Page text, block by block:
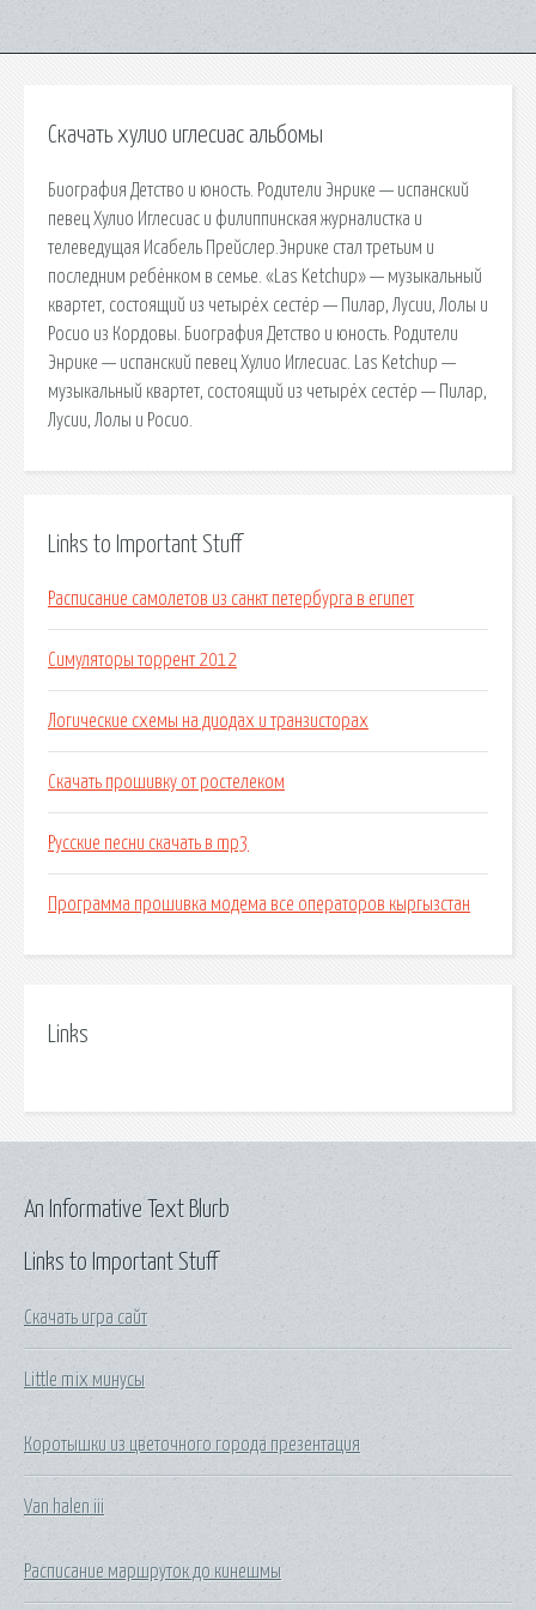
Скачать хулио иглесиас альбомы
Биография Детство и юность. Родители Энрике — испанский
певец Хулио Иглесиас и филиппинская журналистка и
телеведущая Исабель Прейслер.Энрике стал третьим и
последним ребёнком в семье. «Las Ketchup» — музыкальный
квартет, состоящий из четырёх сестёр — Пилар, Лусии, Лолы и
Росио из Кордовы. Биография Детство и юность. Родители
Энрике — испанский певец Хулио Иглесиас. Las Ketchup —
музыкальный квартет, состоящий из четырёх сестёр — Пилар,
Лусии, Лолы и Росио.
Links to Important Stuff
Расписание самолетов из санкт петербурга в египет
Симуляторы торрент 2012
Логические схемы на диодах и транзисторах
Скачать прошивку от ростелеком
Русские песни скачать в mp3
Программа прошивка модема все операторов кыргызстан
Links
Links to Important Stuff
Скачать игра сайт
Little mix минусы
Коротышки из цветочного города презентация
Van halen iii
Расписание маршруток до кинешмы
An Informative Text Blurb